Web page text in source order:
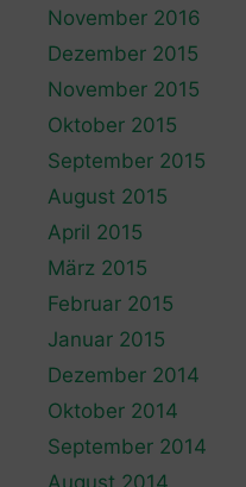
November 2016
Dezember 2015
November 2015
Oktober 2015
September 2015
August 2015
April 2015
März 2015
Februar 2015
Januar 2015
Dezember 2014
Oktober 2014
September 2014